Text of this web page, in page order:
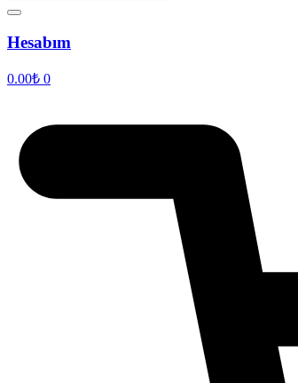
Hesabım
0.00₺ 0